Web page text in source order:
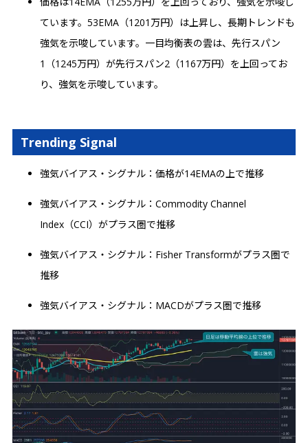
ています。53EMA（1201万円）は上昇し、長期トレンドも
強気を示唆しています。一目均衡表の雲は、先行スパン
1（1245万円）が先行スパン2（1167万円）を上回ってお
り、強気を示唆しています。
Trending Signal
強気バイアス・シグナル：価格が14EMAの上で推移
強気バイアス・シグナル：Commodity Channel
Index（CCI）がプラス圏で推移
強気バイアス・シグナル：Fisher Transformがプラス圏で
推移
強気バイアス・シグナル：MACDがプラス圏で推移